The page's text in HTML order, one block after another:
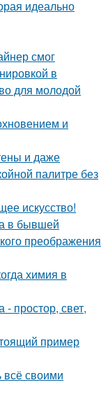
идеально
смог
в
для молодой
и
и даже
палитре без
искусство!
в бывшей
преображения
химия в
- простор, свет,
пример
всё своими